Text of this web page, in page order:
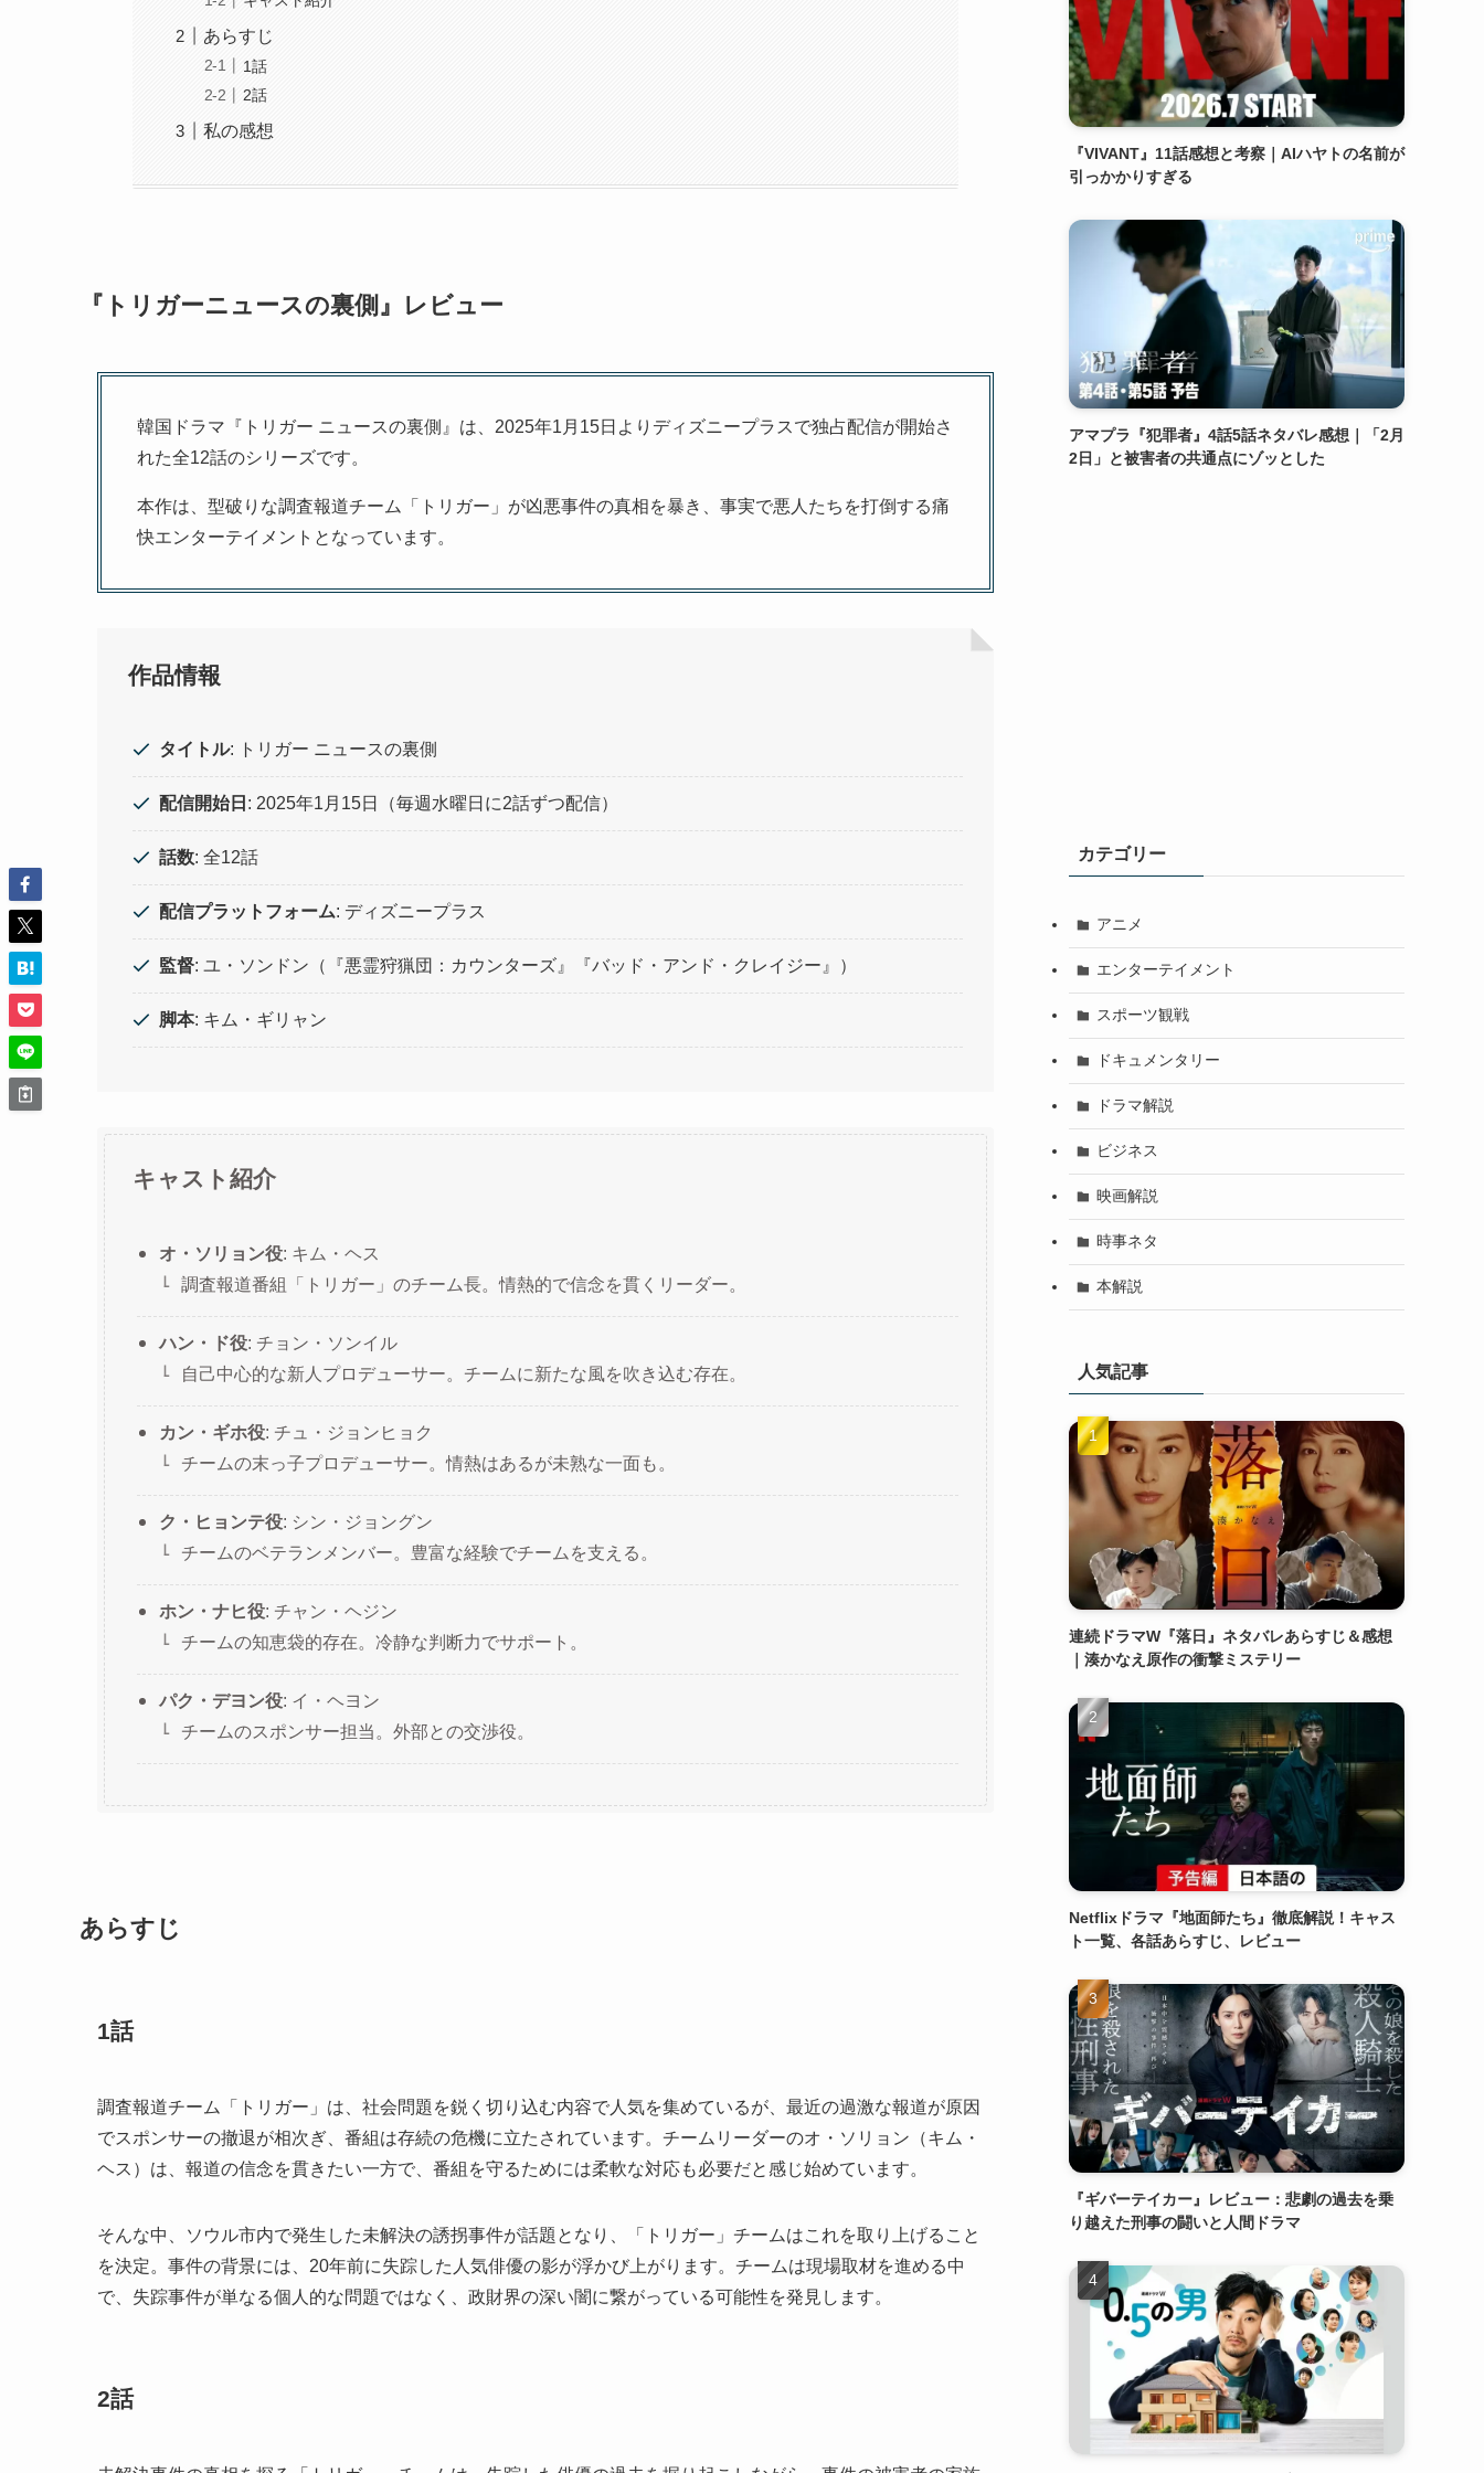
あらすじ
1話
2話
私の感想
『トリガーニュースの裏側』レビュー
韓国ドラマ『トリガー ニュースの裏側』は、2025年1月15日よりディズニープラスで独占配信が開始さ
れた全12話のシリーズです。
本作は、型破りな調査報道チーム「トリガー」が凶悪事件の真相を暴き、事実で悪人たちを打倒する痛
快エンターテイメントとなっています。
作品情報
タイトル: トリガー ニュースの裏側
配信開始日 : 2025年1月15日（毎週水曜日に2話ずつ配信）
話数: 全12話
配信プラットフォーム: ディズニープラス
監督: ユ・ソンドン（『悪霊狩猟団：カウンターズ』『バッド・アンド・クレイジー』）
脚本: キム・ギリャン
キャスト紹介
オ・ソリョン役: キム・ヘス
調査報道番組「トリガー」のチーム長。情熱的で信念を貫くリーダー。
ハン・ド役: チョン・ソンイル
自己中心的な新人プロデューサー。チームに新たな風を吹き込む存在。
カン・ギホ役: チュ・ジョンヒョク
チームの末っ子プロデューサー。情熱はあるが未熟な一面も。
ク・ヒョンテ役: シン・ジョングン
チームのベテランメンバー。豊富な経験でチームを支える。
ホン・ナヒ役: チャン・ヘジン
チームの知恵袋的存在。冷静な判断力でサポート。
パク・デヨン役: イ・ヘヨン
チームのスポンサー担当。外部との交渉役。
あらすじ
1話
調査報道チーム「トリガー」は、社会問題を鋭く切り込む内容で人気を集めているが、最近の過激な報道が原因
でスポンサーの撤退が相次ぎ、番組は存続の危機に立たされています。チームリーダーのオ・ソリョン（キム・
ヘス）は、報道の信念を貫きたい一方で、番組を守るためには柔軟な対応も必要だと感じ始めています。
そんな中、ソウル市内で発生した未解決の誘拐事件が話題となり、「トリガー」チームはこれを取り上げること
を決定。事件の背景には、20年前に失踪した人気俳優の影が浮かび上がります。チームは現場取材を進める中
で、失踪事件が単なる個人的な問題ではなく、政財界の深い闇に繋がっている可能性を発見します。
2話
『VIVANT』11話感想と考察｜AIハヤトの名前が
引っかかりすぎる
アマプラ『犯罪者』4話5話ネタバレ感想｜「2月
2日」と被害者の共通点にゾッとした
カテゴリー
アニメ
エンターテイメント
スポーツ観戦
ドキュメンタリー
ドラマ解説
ビジネス
映画解説
時事ネタ
本解説
人気記事
連続ドラマW『落日』ネタバレあらすじ＆感想
｜湊かなえ原作の衝撃ミステリー
Netflixドラマ『地面師たち』徹底解説！キャス
ト一覧、各話あらすじ、レビュー
『ギバーテイカー』レビュー：悲劇の過去を乗
り越えた刑事の闘いと人間ドラマ